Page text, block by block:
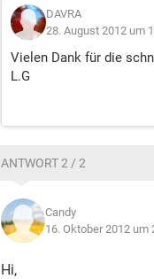
DAVRA
28. August 2012 um
Vielen Dank für die
L.G
ANTWORT 2 / 2
Candy
16. Oktober 2012 um
Hi,